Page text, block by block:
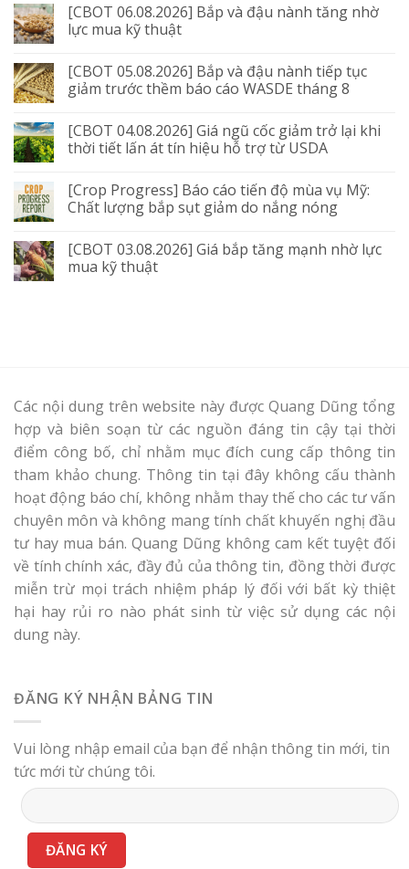
[CBOT 06.08.2026] Bắp và đậu nành tăng nhờ
lực mua kỹ thuật
[CBOT 05.08.2026] Bắp và đậu nành tiếp tục
giảm trước thềm báo cáo WASDE tháng 8
[CBOT 04.08.2026] Giá ngũ cốc giảm trở lại khi
thời tiết lấn át tín hiệu hỗ trợ từ USDA
[Crop Progress] Báo cáo tiến độ mùa vụ Mỹ:
Chất lượng bắp sụt giảm do nắng nóng
[CBOT 03.08.2026] Giá bắp tăng mạnh nhờ lực
mua kỹ thuật
Các nội dung trên website này được Quang Dũng tổng
hợp và biên soạn từ các nguồn đáng tin cậy tại thời
điểm công bố, chỉ nhằm mục đích cung cấp thông tin
tham khảo chung. Thông tin tại đây không cấu thành
hoạt động báo chí, không nhằm thay thế cho các tư vấn
chuyên môn và không mang tính chất khuyến nghị đầu
tư hay mua bán. Quang Dũng không cam kết tuyệt đối
về tính chính xác, đầy đủ của thông tin, đồng thời được
miễn trừ mọi trách nhiệm pháp lý đối với bất kỳ thiệt
hại hay rủi ro nào phát sinh từ việc sử dụng các nội
dung này.
ĐĂNG KÝ NHẬN BẢNG TIN
Vui lòng nhập email của bạn để nhận thông tin mới, tin
tức mới từ chúng tôi.